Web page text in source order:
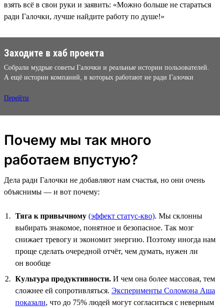
взять всё в свои руки и заявить: «Можно больше не стараться
ради Галочки, лучше найдите работу по душе!»
Заходите в хаб проекта
Собрали мудрые советы Галочки и реальные истории пользователей.
А ещё истории компаний, в которых работают не ради Галочки
Перейти
Почему мы так много
работаем впустую?
Дела ради Галочки не добавляют нам счастья, но они очень
объяснимы — и вот почему:
Тяга к привычному (эффект статус-кво). Мы склонны
выбирать знакомое, понятное и безопасное. Так мозг
снижает тревогу и экономит энергию. Поэтому иногда нам
проще сделать очередной отчёт, чем думать, нужен ли
он вообще
Культура продуктивности. И чем она более массовая, тем
сложнее ей сопротивляться. Эксперименты Соломона Аша
показали, что до 75% людей могут согласиться с неверным